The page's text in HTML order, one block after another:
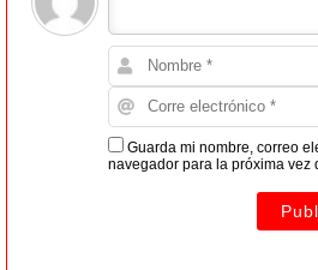
Guarda mi nombre, correo
navegador para la próxima vez